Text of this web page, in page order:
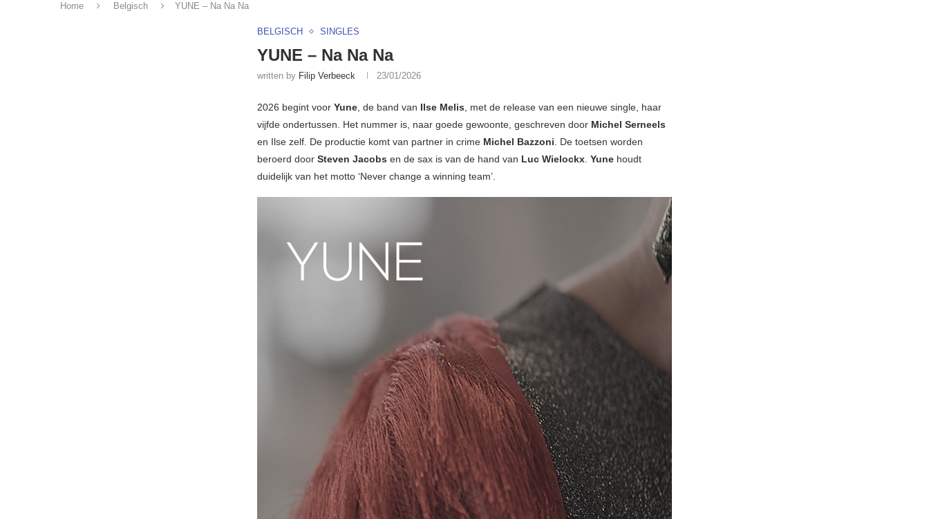
Home Belgisch YUNE – Na Na Na
BELGISCH SINGLES
YUNE – Na Na Na
written by Filip Verbeeck 23/01/2026
2026 begint voor Yune, de band van Ilse Melis, met de release van een nieuwe single, haar
vijfde ondertussen. Het nummer is, naar goede gewoonte, geschreven door Michel Serneels
en Ilse zelf. De productie komt van partner in crime Michel Bazzoni. De toetsen worden
beroerd door Steven Jacobs en de sax is van de hand van Luc Wielockx. Yune houdt
duidelijk van het motto ‘Never change a winning team’.